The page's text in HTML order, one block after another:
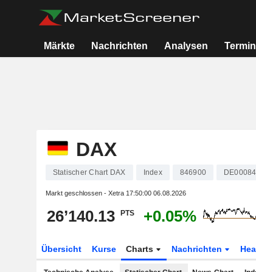
Märkte Nachrichten Analysen
DAX
Statischer Chart DAX Index 846900
Markt geschlossen - Xetra 17:50:00 06.08.2026
26’140.13 PTS +0.05%
Übersicht Kurse Charts Nachrichten